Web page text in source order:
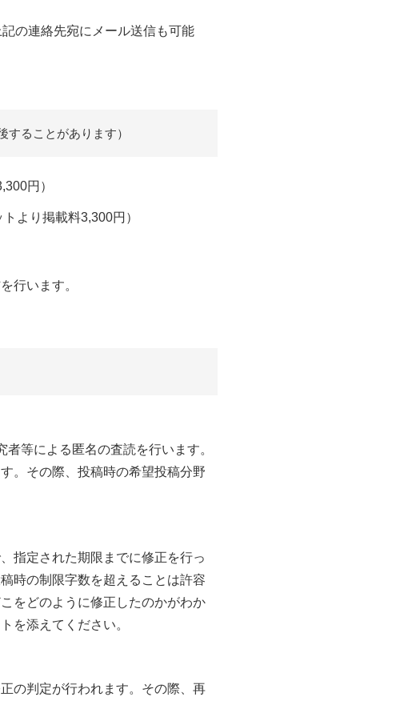
の連絡先宛にメール送信も可能
ることがあります）
円）
より掲載料3,300円）
行います。
等による匿名の査読を行います。
。その際、投稿時の希望投稿分野
指定された期限までに修正を行っ
時の制限字数を超えることは許容
をどのように修正したのかがわか
を添えてください。
の判定が行われます。その際、再